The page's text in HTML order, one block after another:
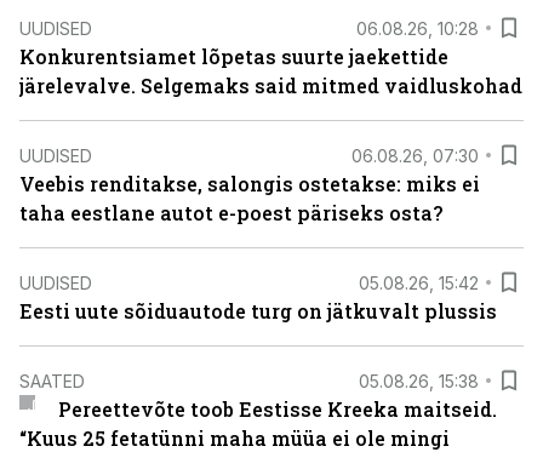
UUDISED 06.08.26, 10:28
Konkurentsiamet lõpetas suurte jaekettide
järelevalve. Selgemaks said mitmed vaidluskohad
UUDISED 06.08.26, 07:30
Veebis renditakse, salongis ostetakse: miks ei
taha eestlane autot e-poest päriseks osta?
UUDISED 05.08.26, 15:42
Eesti uute sõiduautode turg on jätkuvalt plussis
SAATED 05.08.26, 15:38
Pereettevõte toob Eestisse Kreeka maitseid.
“Kuus 25 fetatünni maha müüa ei ole mingi